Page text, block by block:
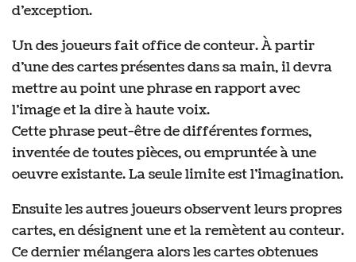
d’exception.
Un des joueurs fait office de conteur. À partir
d’une des cartes présentes dans sa main, il devra
mettre au point une phrase en rapport avec
l’image et la dire à haute voix.
Cette phrase peut-être de différentes formes,
inventée de toutes pièces, ou empruntée à une
oeuvre existante. La seule limite est l’imagination.
Ensuite les autres joueurs observent leurs propres
cartes, en désignent une et la remètent au conteur.
Ce dernier mélangera alors les cartes obtenues